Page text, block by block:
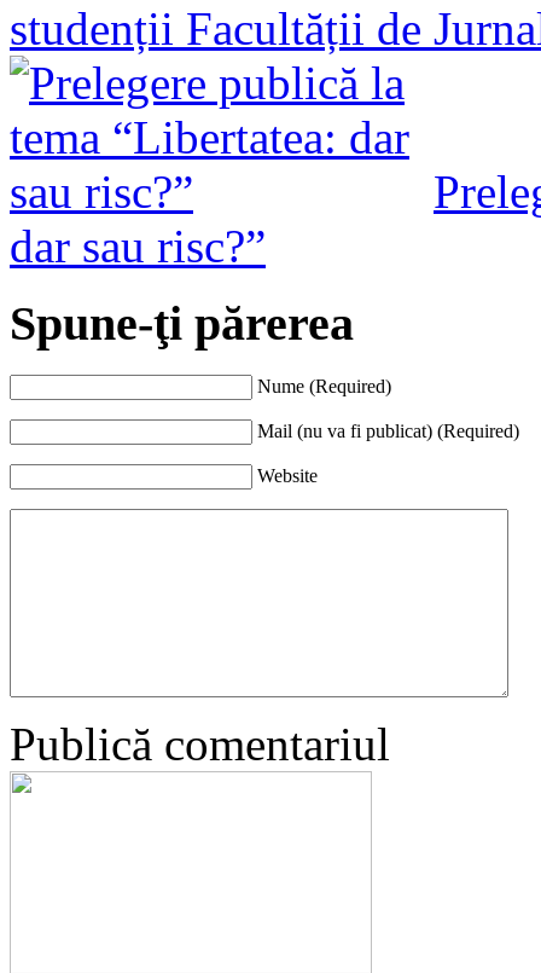
studenții Facultății de
dar sau risc?”
Spune-ţi părerea
Nume (Required)
Mail (nu va fi publicat) (Required)
Website
Publică comentariul